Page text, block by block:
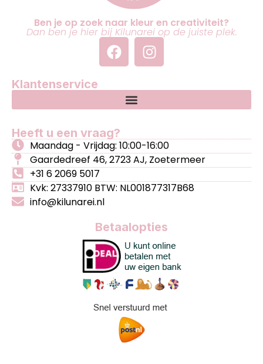
Ben je op zoek naar kleur en creativiteit?
Dan ben je hier bij Kilunarei op de juiste plek.
Klantenservice
Heeft u een vraag?
Maandag - Vrijdag: 10:00-16:00
Gaardedreef 46, 2723 AJ, Zoetermeer
+31 6 2069 5017
Kvk: 27337910 BTW: NL001877317B68
info@kilunarei.nl
Betaalopties